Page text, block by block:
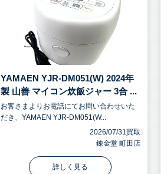
YAMAEN YJR-DM051(W) 2024年
製 山善 マイコン炊飯ジャー 3合 ...
お客さまよりお電話にてお問い合わせいた
だき、YAMAEN YJR-DM051(W...
2026/07/31買取
錬金堂 町田店
詳しく見る